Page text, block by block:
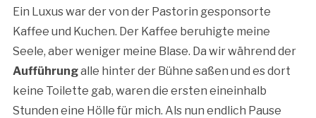
Ein Luxus war der von der Pastorin gesponsorte
Kaffee und Kuchen. Der Kaffee beruhigte meine
Seele, aber weniger meine Blase. Da wir während der
Aufführungalle hinter der Bühne saßen und es dort
keine Toilette gab, waren die ersten eineinhalb
Stunden eine Hölle für mich. Als nun endlich Pause